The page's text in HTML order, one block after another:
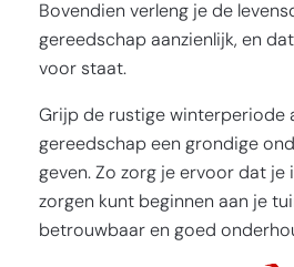
Bovendien verleng je de
gereedschap aanzienlijk, en
voor staat.
Grijp de rustige winterperiode
gereedschap een grondige
geven. Zo zorg je ervoor dat je
zorgen kunt beginnen aan je
betrouwbaar en goed